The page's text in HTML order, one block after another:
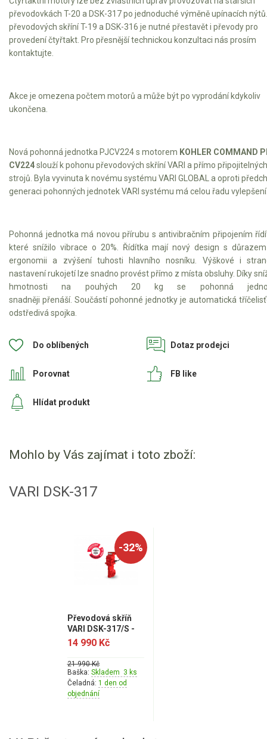
převodovkách T-20 a DSK-317 po jednoduché výměně upínacích
převodových skříní T-19 a DSK-316 je nutné přestavět i převody pro
provedení čtyřtakt. Pro přesnější technickou konzultaci nás prosím
kontaktujte.
Akce je omezena počtem motorů a může být po vyprodání kdykoliv
ukončena.
Nová pohonná jednotka PJCV224 s motorem KOHLER COMMAND
CV224slouží k pohonu převodových skříní VARI a přímo připojitelných
strojů. Byla vyvinuta k novému systému VARI GLOBAL a oproti
generaci pohonných jednotek VARI systému má celou řadu
Pohonná jednotka má novou přírubu s antivibračním připojením
které snížilo vibrace o 20%. Řídítka mají nový design s
ergonomii a zvýšení tuhosti hlavního nosníku. Výškové i
nastavení rukojetí lze snadno provést přímo z místa obsluhy. Díky
hmotnosti na pouhých 20 kg se pohonná
snadněji přenáší. Součástí pohonné jednotky je automatická
odstředivá spojka.
Do oblíbených
Porovnat
Dotaz prodejci
Hlídat produkt
FB like
Mohlo by Vás zajímat i toto zboží:
VARI DSK-317
-32%
Převodová skříň
VARI DSK-317/S -
akce šrotovné
14 990 Kč
21 990 Kč
Baška: Skladem 3 ks
Čeladná: 1 den od
objednání